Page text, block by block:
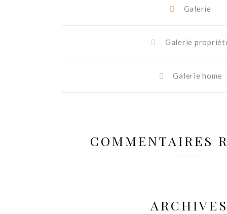
Galerie
Galerie
Galerie home
COMMENTAIRES